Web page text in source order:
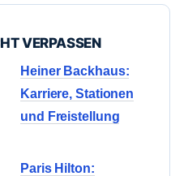
VERPASSEN
Heiner Backhaus:
Karriere, Stationen
und Freistellung
Paris Hilton: